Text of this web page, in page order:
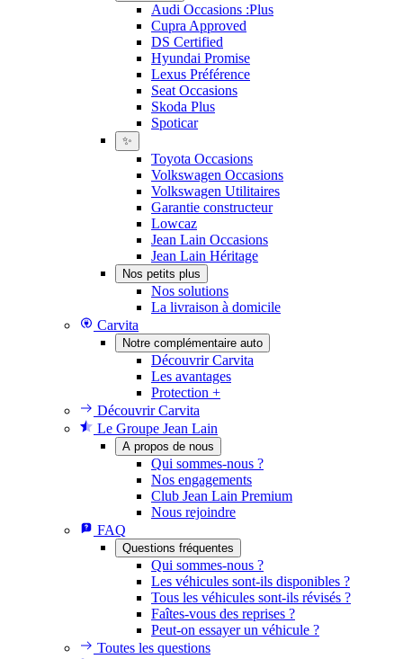
Audi Occasions :Plus
Cupra Approved
DS Certified
Hyundai Promise
Lexus Préférence
Seat Occasions
Skoda Plus
Spoticar
✨
Toyota Occasions
Volkswagen Occasions
Volkswagen Utilitaires
Garantie constructeur
Lowcaz
Jean Lain Occasions
Jean Lain Héritage
Nos petits plus
Nos solutions
La livraison à domicile
Carvita
Notre complémentaire auto
Découvrir Carvita
Les avantages
Protection +
Découvrir Carvita
Le Groupe Jean Lain
A propos de nous
Qui sommes-nous ?
Nos engagements
Club Jean Lain Premium
Nous rejoindre
FAQ
Questions fréquentes
Qui sommes-nous ?
Les véhicules sont-ils disponibles ?
Tous les véhicules sont-ils révisés ?
Faîtes-vous des reprises ?
Peut-on essayer un véhicule ?
Toutes les questions